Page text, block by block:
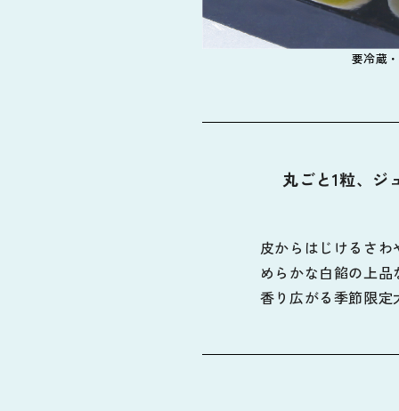
要冷蔵
丸ごと1粒、ジ
皮からはじけるさ
めらかな白餡の上
香り広がる季節限定